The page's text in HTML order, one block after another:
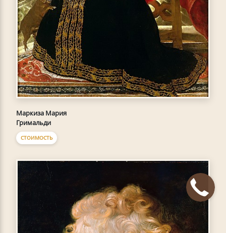
Маркиза Мария
Гримальди
СТОИМОСТЬ